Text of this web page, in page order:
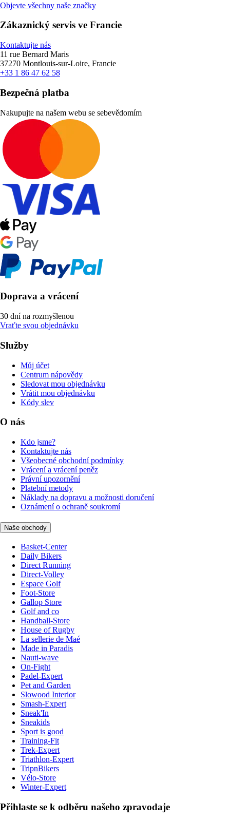
Objevte všechny naše značky
Zákaznický servis ve Francie
Kontaktujte nás
11 rue Bernard Maris
37270 Montlouis-sur-Loire, Francie
+33 1 86 47 62 58
Bezpečná platba
Nakupujte na našem webu se sebevědomím
Doprava a vrácení
30 dní na rozmyšlenou
Vraťte svou objednávku
Služby
Můj účet
Centrum nápovědy
Sledovat mou objednávku
Vrátit mou objednávku
Kódy slev
O nás
Kdo jsme?
Kontaktujte nás
Všeobecné obchodní podmínky
Vrácení a vrácení peněz
Právní upozornění
Platební metody
Náklady na dopravu a možnosti doručení
Oznámení o ochraně soukromí
Naše obchody
Basket-Center
Daily Bikers
Direct Running
Direct-Volley
Espace Golf
Foot-Store
Gallop Store
Golf and co
Handball-Store
House of Rugby
La sellerie de Maé
Made in Paradis
Nauti-wave
On-Fight
Padel-Expert
Pet and Garden
Slowood Interior
Smash-Expert
Sneak'In
Sneakids
Sport is good
Training-Fit
Trek-Expert
Triathlon-Expert
TripnBikers
Vélo-Store
Winter-Expert
Přihlaste se k odběru našeho zpravodaje